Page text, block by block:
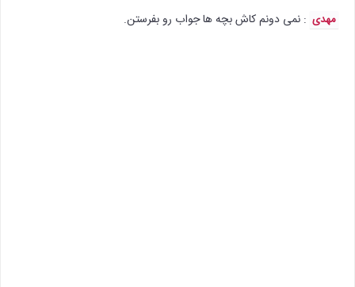
مهدی : نمی دونم کاش بچه ها جواب رو بفرستن.